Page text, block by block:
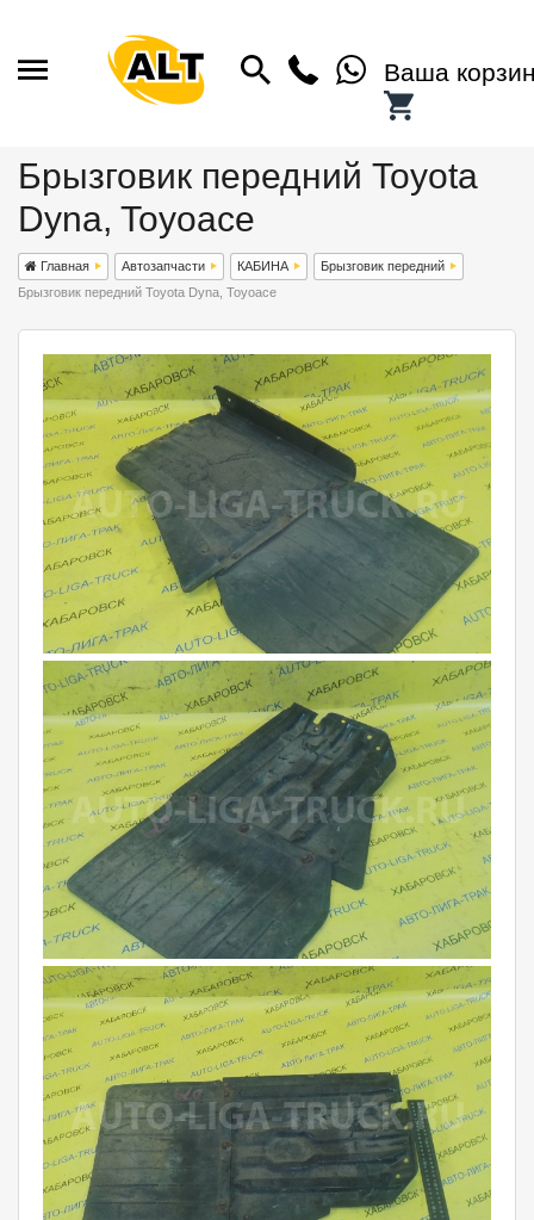
Ваша
Брызговик передний Toyota
Dyna, Toyoace
Главная Автозапчасти КАБИНА
Брызговик передний
Брызговик передний Toyota Dyna, Toyoace